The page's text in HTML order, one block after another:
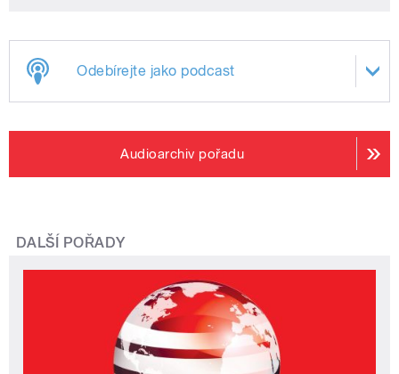
Odebírejte jako podcast
Audioarchiv pořadu
DALŠÍ POŘADY